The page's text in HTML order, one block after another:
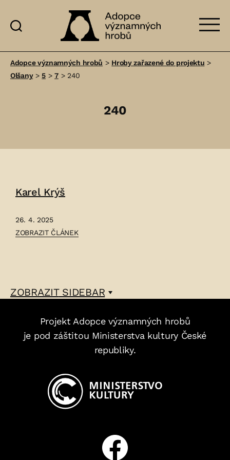
významných
Adopce významných hrobů > Hroby zařazené do projektu >
Olšany>5 >7> 240
240
Karel Krýš
26. 4. 2025
ČLÁNEK:
ZOBRAZIT ČLÁNEK
ZOBRAZITSIDEBAR
Projekt Adopce významných hrobů
je pod záštitou Ministerstva kultury České
republiky.
Facebook